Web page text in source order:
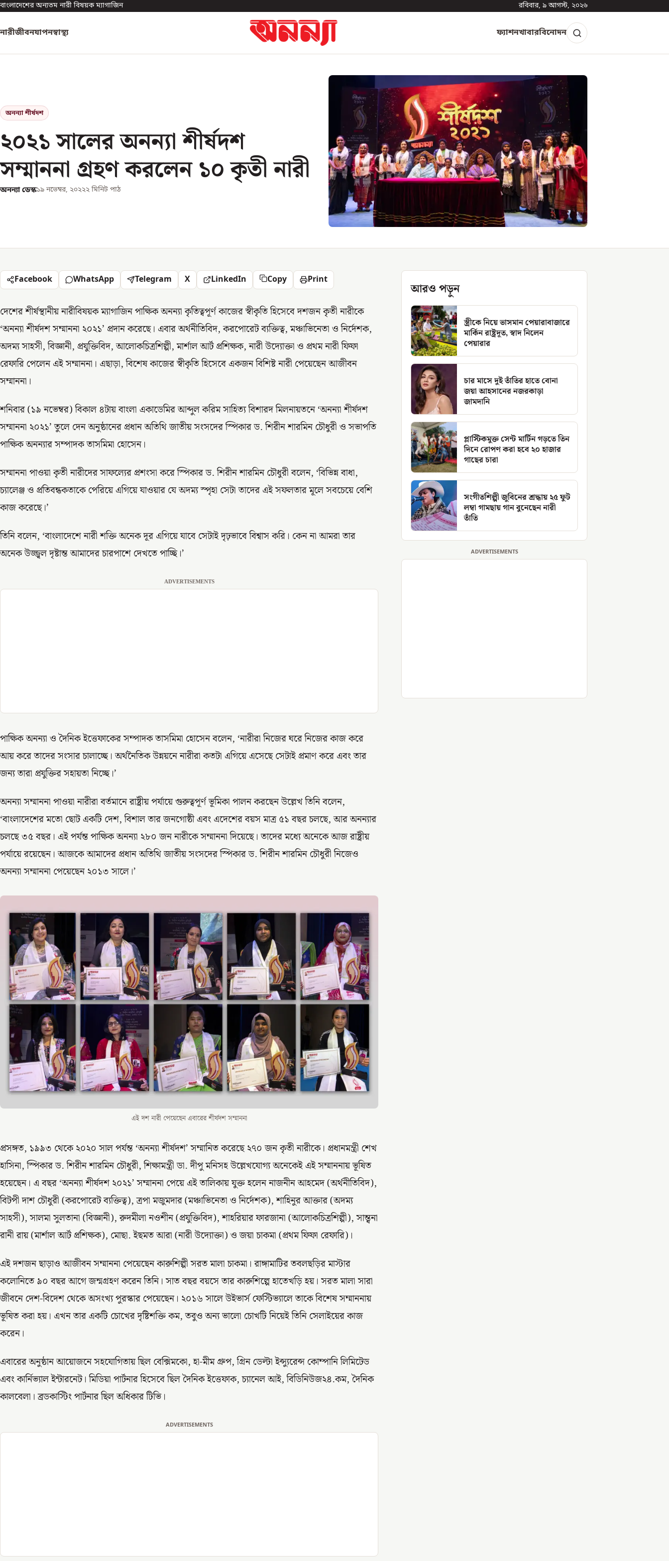
বাংলাদেশের অন্যতম নারী বিষয়ক ম্যাগাজিন রবিবার, ৯ আগস্ট, ২০২৬
নারীজীবনযাপনস্বাস্থ্য ফ্যাশনখাবারবিনোদন
অনন্যা শীর্ষদশ
২০২১ সালের অনন্যা শীর্ষদশ
সম্মাননা গ্রহণ করলেন ১০ কৃতী নারী
অনন্যা ডেস্ক১৯ নভেম্বর, ২০২২২ মিনিট পাঠ
Facebook WhatsApp Telegram X LinkedIn Copy Print
দেশের শীর্ষস্থানীয় নারীবিষয়ক ম্যাগাজিন পাক্ষিক অনন্যা কৃতিত্বপূর্ণ কাজের স্বীকৃতি হিসেবে দশজন কৃতী নারীকে
‘অনন্যা শীর্ষদশ সম্মাননা ২০২১’ প্রদান করেছে। এবার অর্থনীতিবিদ, করপোরেট ব্যক্তিত্ব, মঞ্চাভিনেতা ও নির্দেশক,
অদম্য সাহসী, বিজ্ঞানী, প্রযুক্তিবিদ, আলোকচিত্রশিল্পী, মার্শাল আর্ট প্রশিক্ষক, নারী উদ্যোক্তা ও প্রথম নারী ফিফা
রেফারি পেলেন এই সম্মাননা। এছাড়া, বিশেষ কাজের স্বীকৃতি হিসেবে একজন বিশিষ্ট নারী পেয়েছেন আজীবন
সম্মাননা।
শনিবার (১৯ নভেম্বর) বিকাল ৪টায় বাংলা একাডেমির আব্দুল করিম সাহিত্য বিশারদ মিলনায়তনে ‘অনন্যা শীর্ষদশ
সম্মাননা ২০২১’ তুলে দেন অনুষ্ঠানের প্রধান অতিথি জাতীয় সংসদের স্পিকার ড. শিরীন শারমিন চৌধুরী ও সভাপতি
পাক্ষিক অনন্যার সম্পাদক তাসমিমা হোসেন।
সম্মাননা পাওয়া কৃতী নারীদের সাফল্যের প্রশংসা করে স্পিকার ড. শিরীন শারমিন চৌধুরী বলেন, ‘বিভিন্ন বাধা,
চ্যালেঞ্জ ও প্রতিবন্ধকতাকে পেরিয়ে এগিয়ে যাওয়ার যে অদম্য স্পৃহা সেটা তাদের এই সফলতার মূলে সবচেয়ে বেশি
কাজ করেছে।’
তিনি বলেন, ‘বাংলাদেশে নারী শক্তি অনেক দূর এগিয়ে যাবে সেটাই দৃঢ়ভাবে বিশ্বাস করি। কেন না আমরা তার
অনেক উজ্জ্বল দৃষ্টান্ত আমাদের চারপাশে দেখতে পাচ্ছি।’
ADVERTISEMENTS
পাক্ষিক অনন্যা ও দৈনিক ইত্তেফাকের সম্পাদক তাসমিমা হোসেন বলেন, ‘নারীরা নিজের ঘরে নিজের কাজ করে
আয় করে তাদের সংসার চালাচ্ছে। অর্থনৈতিক উন্নয়নে নারীরা কতটা এগিয়ে এসেছে সেটাই প্রমাণ করে এবং তার
জন্য তারা প্রযুক্তির সহায়তা নিচ্ছে।’
অনন্যা সম্মাননা পাওয়া নারীরা বর্তমানে রাষ্ট্রীয় পর্যায়ে গুরুত্বপূর্ণ ভূমিকা পালন করছেন উল্লেখ তিনি বলেন,
‘বাংলাদেশের মতো ছোট একটি দেশ, বিশাল তার জনগোষ্ঠী এবং এদেশের বয়স মাত্র ৫১ বছর চলছে, আর অনন্যার
চলছে ৩৫ বছর। এই পর্যন্ত পাক্ষিক অনন্যা ২৮০ জন নারীকে সম্মাননা দিয়েছে। তাদের মধ্যে অনেকে আজ রাষ্ট্রীয়
পর্যায়ে রয়েছেন। আজকে আমাদের প্রধান অতিথি জাতীয় সংসদের স্পিকার ড. শিরীন শারমিন চৌধুরী নিজেও
অনন্যা সম্মাননা পেয়েছেন ২০১৩ সালে।’
এই দশ নারী পেয়েছেন এবারের শীর্ষদশ সম্মাননা
প্রসঙ্গত, ১৯৯৩ থেকে ২০২০ সাল পর্যন্ত ‘অনন্যা শীর্ষদশ’ সম্মানিত করেছে ২৭০ জন কৃতী নারীকে। প্রধানমন্ত্রী শেখ
হাসিনা, স্পিকার ড. শিরীন শারমিন চৌধুরী, শিক্ষামন্ত্রী ডা. দীপু মনিসহ উল্লেখযোগ্য অনেকেই এই সম্মাননায় ভূষিত
হয়েছেন। এ বছর ‘অনন্যা শীর্ষদশ ২০২১’ সম্মাননা পেয়ে এই তালিকায় যুক্ত হলেন নাজনীন আহমেদ (অর্থনীতিবিদ),
বিটপী দাশ চৌধুরী (করপোরেট ব্যক্তিত্ব), ত্রপা মজুমদার (মঞ্চাভিনেতা ও নির্দেশক), শাহিনুর আক্তার (অদম্য
সাহসী), সালমা সুলতানা (বিজ্ঞানী), রুদমীলা নওশীন (প্রযুক্তিবিদ), শাহরিয়ার ফারজানা (আলোকচিত্রশিল্পী), সান্ত্বনা
রানী রায় (মার্শাল আর্ট প্রশিক্ষক), মোছা. ইছমত আরা (নারী উদ্যোক্তা) ও জয়া চাকমা (প্রথম ফিফা রেফারি)।
এই দশজন ছাড়াও আজীবন সম্মাননা পেয়েছেন কারুশিল্পী সরত মালা চাকমা। রাঙ্গামাটির তবলছড়ির মাস্টার
কলোনিতে ৯০ বছর আগে জন্মগ্রহণ করেন তিনি। সাত বছর বয়সে তার কারুশিল্পে হাতেখড়ি হয়। সরত মালা সারা
জীবনে দেশ-বিদেশ থেকে অসংখ্য পুরস্কার পেয়েছেন। ২০১৬ সালে উইভার্স ফেস্টিভ্যালে তাকে বিশেষ সম্মাননায়
ভূষিত করা হয়। এখন তার একটি চোখের দৃষ্টিশক্তি কম, তবুও অন্য ভালো চোখটি নিয়েই তিনি সেলাইয়ের কাজ
করেন।
এবারের অনুষ্ঠান আয়োজনে সহযোগিতায় ছিল বেক্সিমকো, হা-মীম গ্রুপ, গ্রিন ডেল্টা ইন্স্যুরেন্স কোম্পানি লিমিটেড
এবং কার্নিভ্যাল ইন্টারনেট। মিডিয়া পার্টনার হিসেবে ছিল দৈনিক ইত্তেফাক, চ্যানেল আই, বিডিনিউজ২৪.কম, দৈনিক
কালবেলা। ব্রডকাস্টিং পার্টনার ছিল অধিকার টিভি।
ADVERTISEMENTS
আরও পড়ুন
স্ত্রীকে নিয়ে ভাসমান পেয়ারাবাজারে
মার্কিন রাষ্ট্রদূত, স্বাদ নিলেন
পেয়ারার
চার মাসে দুই তাঁতির হাতে বোনা
জয়া আহসানের নজরকাড়া
জামদানি
প্লাস্টিকমুক্ত সেন্ট মার্টিন গড়তে তিন
দিনে রোপণ করা হবে ২০ হাজার
গাছের চারা
সংগীতশিল্পী জুবিনের শ্রদ্ধায় ২৫ ফুট
লম্বা গামছায় গান বুনেছেন নারী
তাঁতি
ADVERTISEMENTS